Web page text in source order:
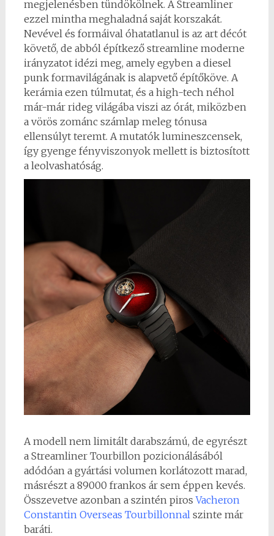
megjelenésben tündökölnek. A Streamliner
ezzel mintha meghaladná saját korszakát.
Nevével és formáival óhatatlanul is az art décót
követő, de abból építkező streamline moderne
irányzatot idézi meg, amely egyben a diesel
punk formavilágának is alapvető építőköve. A
kerámia ezen túlmutat, és a high-tech néhol
már-már rideg világába viszi az órát, miközben
a vörös zománc számlap meleg tónusa
ellensúlyt teremt. A mutatók lumineszcensek,
így gyenge fényviszonyok mellett is biztosított
a leolvashatóság.
A modell nem limitált darabszámú, de egyrészt
a Streamliner Tourbillon pozicionálásából
adódóan a gyártási volumen korlátozott marad,
másrészt a 89000 frankos ár sem éppen kevés.
Összevetve azonban a szintén pirosVacheron
Constantin Overseas Tourbillonnal szinte már
baráti.